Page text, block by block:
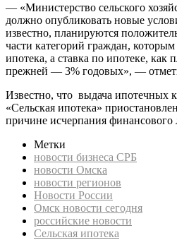
— «Министерство сельского
должно опубликовать новые
известно, планируются
части категорий граждан, которым
ипотека, а ставка по ипотеке, как
прежней — 3% годовых», —
Известно, что выдача ипотечных
«Сельская ипотека»
причине исчерпания финансового
Метки
новости бизнеса СРБ
новости Омска
новости регионов
Новости России
Омск новости сегодня
российские новости
Сельская ипотека